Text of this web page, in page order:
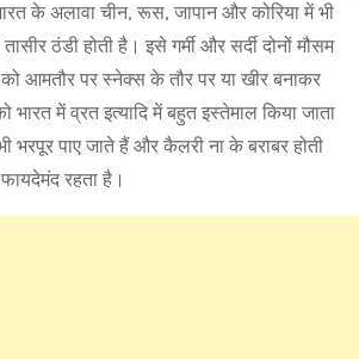
के अलावा चीन, रूस, जापान और कोरिया में भी
ठंडी होती है। इसे गर्मी और सर्दी दोनों मौसम
आमतौर पर स्नेक्स के तौर पर या खीर बनाकर
भारत में व्रत इत्यादि में बहुत इस्तेमाल किया जाता
भरपूर पाए जाते हैं और कैलरी ना के बराबर होती
रहता है।